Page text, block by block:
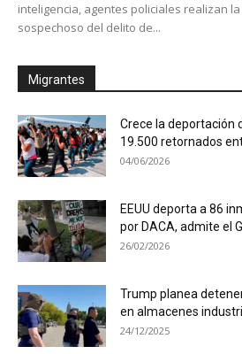
inteligencia, agentes policiales realizan
sospechoso del delito de...
Migrantes
Crece la deportación
19.500 retornados
04/06/2026
EEUU deporta a 86
por DACA, admite el
26/02/2026
Trump planea
en almacenes
24/12/2025